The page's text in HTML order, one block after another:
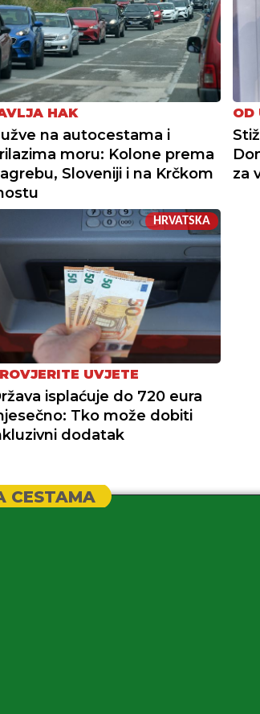
HAK
na autocestama i
moru: Kolone prema
Sloveniji i na Krčkom
OD
za
HRVATSKA
UVJETE
isplaćuje do 720 eura
Tko može dobiti
dodatak
CESTAMA